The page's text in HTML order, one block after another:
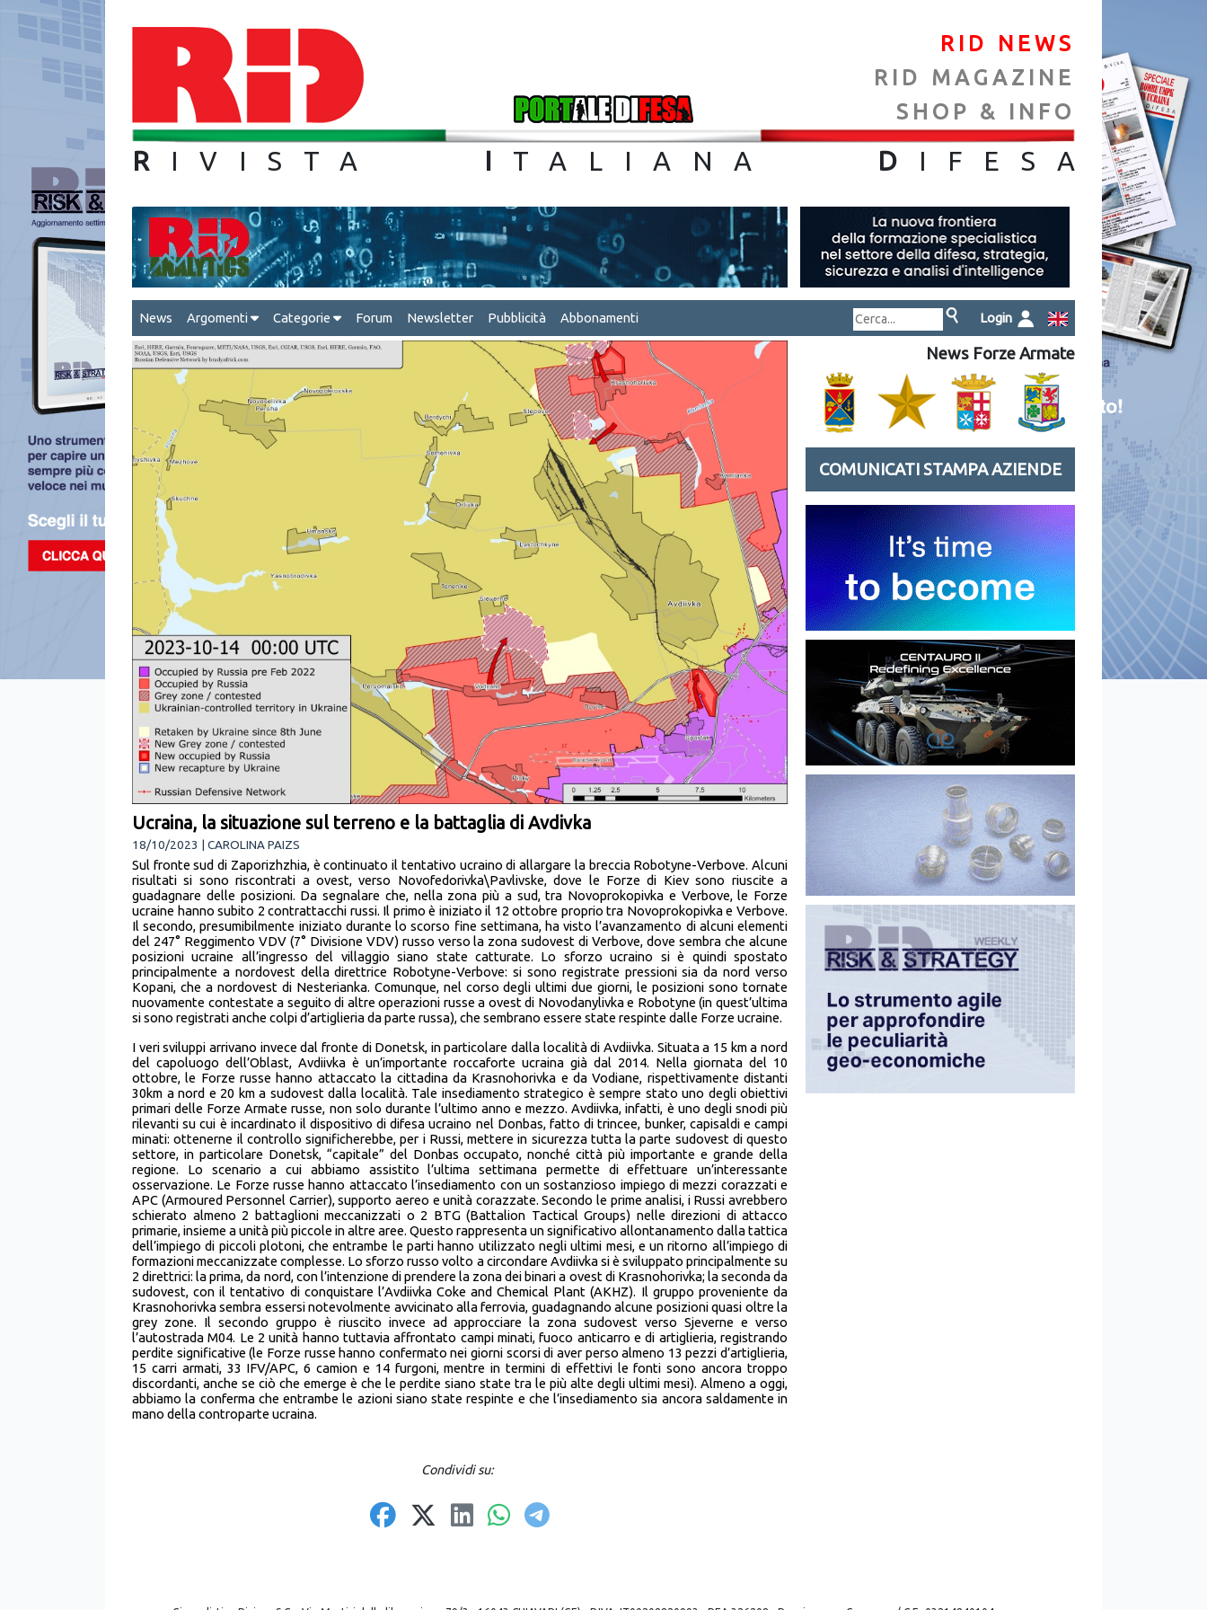
RID NEWS
RID MAGAZINE
SHOP & INFO
R IVISTA I TALIANA D IFES A
News Argomenti Categorie Forum Newsletter Pubblicità Abbonamenti Login
Ucraina, la situazione sul terreno e la battaglia di Avdivka
18/10/2023 | CAROLINA PAIZS
Sul fronte sud di Zaporizhzhia, è continuato il tentativo ucraino di allargare la breccia Robotyne-Verbove. Alcuni
risultati si sono riscontrati a ovest, verso Novofedorivka\Pavlivske, dove le Forze di Kiev sono riuscite a
guadagnare delle posizioni. Da segnalare che, nella zona più a sud, tra Novoprokopivka e Verbove, le Forze
ucraine hanno subito 2 contrattacchi russi. Il primo è iniziato il 12 ottobre proprio tra Novoprokopivka e Verbove.
Il secondo, presumibilmente iniziato durante lo scorso fine settimana, ha visto l’avanzamento di alcuni elementi
del 247° Reggimento VDV (7° Divisione VDV) russo verso la zona sudovest di Verbove, dove sembra che alcune
posizioni ucraine all’ingresso del villaggio siano state catturate. Lo sforzo ucraino si è quindi spostato
principalmente a nordovest della direttrice Robotyne-Verbove: si sono registrate pressioni sia da nord verso
Kopani, che a nordovest di Nesterianka. Comunque, nel corso degli ultimi due giorni, le posizioni sono tornate
nuovamente contestate a seguito di altre operazioni russe a ovest di Novodanylivka e Robotyne (in quest’ultima
si sono registrati anche colpi d’artiglieria da parte russa), che sembrano essere state respinte dalle Forze ucraine.
I veri sviluppi arrivano invece dal fronte di Donetsk, in particolare dalla località di Avdiivka. Situata a 15 km a nord
del capoluogo dell’Oblast, Avdiivka è un’importante roccaforte ucraina già dal 2014. Nella giornata del 10
ottobre, le Forze russe hanno attaccato la cittadina da Krasnohorivka e da Vodiane, rispettivamente distanti
30km a nord e 20 km a sudovest dalla località. Tale insediamento strategico è sempre stato uno degli obiettivi
primari delle Forze Armate russe, non solo durante l’ultimo anno e mezzo. Avdiivka, infatti, è uno degli snodi più
rilevanti su cui è incardinato il dispositivo di difesa ucraino nel Donbas, fatto di trincee, bunker, capisaldi e campi
minati: ottenerne il controllo significherebbe, per i Russi, mettere in sicurezza tutta la parte sudovest di questo
settore, in particolare Donetsk, “capitale” del Donbas occupato, nonché città più importante e grande della
regione. Lo scenario a cui abbiamo assistito l’ultima settimana permette di effettuare un’interessante
osservazione. Le Forze russe hanno attaccato l’insediamento con un sostanzioso impiego di mezzi corazzati e
APC (Armoured Personnel Carrier), supporto aereo e unità corazzate. Secondo le prime analisi, i Russi avrebbero
schierato almeno 2 battaglioni meccanizzati o 2 BTG (Battalion Tactical Groups) nelle direzioni di attacco
primarie, insieme a unità più piccole in altre aree. Questo rappresenta un significativo allontanamento dalla tattica
dell’impiego di piccoli plotoni, che entrambe le parti hanno utilizzato negli ultimi mesi, e un ritorno all’impiego di
formazioni meccanizzate complesse. Lo sforzo russo volto a circondare Avdiivka si è sviluppato principalmente su
2 direttrici: la prima, da nord, con l’intenzione di prendere la zona dei binari a ovest di Krasnohorivka; la seconda da
sudovest, con il tentativo di conquistare l’Avdiivka Coke and Chemical Plant (AKHZ). Il gruppo proveniente da
Krasnohorivka sembra essersi notevolmente avvicinato alla ferrovia, guadagnando alcune posizioni quasi oltre la
grey zone. Il secondo gruppo è riuscito invece ad approcciare la zona sudovest verso Sjeverne e verso
l’autostrada M04. Le 2 unità hanno tuttavia affrontato campi minati, fuoco anticarro e di artiglieria, registrando
perdite significative (le Forze russe hanno confermato nei giorni scorsi di aver perso almeno 13 pezzi d’artiglieria,
15 carri armati, 33 IFV/APC, 6 camion e 14 furgoni, mentre in termini di effettivi le fonti sono ancora troppo
discordanti, anche se ciò che emerge è che le perdite siano state tra le più alte degli ultimi mesi). Almeno a oggi,
abbiamo la conferma che entrambe le azioni siano state respinte e che l’insediamento sia ancora saldamente in
mano della controparte ucraina.
Condividi su:
News Forze Armate
COMUNICATI STAMPA AZIENDE